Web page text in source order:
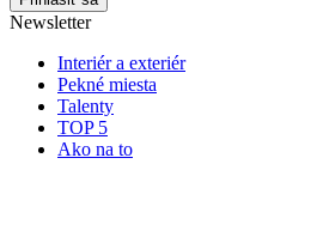
Newsletter
Interiér a exteriér
Pekné miesta
Talenty
TOP 5
Ako na to